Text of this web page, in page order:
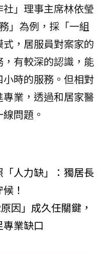
社」理事主席林依瑩
」為例，採「一組
，居服員對案家的
有較深的認識，能
時的服務。但相對
業，透過和居家醫
問題。
人力缺」：獨居長
！
因」成久任關鍵，
業缺口